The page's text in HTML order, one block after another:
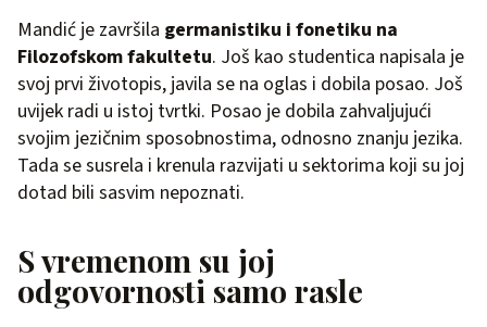
Mandić je završila germanistiku i fonetiku na
Filozofskom fakultetu. Još kao studentica napisala je
svoj prvi životopis, javila se na oglas i dobila posao. Još
uvijek radi u istoj tvrtki. Posao je dobila zahvaljujući
svojim jezičnim sposobnostima, odnosno znanju jezika.
Tada se susrela i krenula razvijati u sektorima koji su joj
dotad bili sasvim nepoznati.
S vremenom su joj
odgovornosti samo rasle